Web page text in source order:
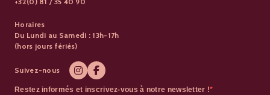
Horaires
Du Lundi au Samedi : 13h-17h
(hors jours fériés)
Suivez-nous
Restez informés et inscrivez-vous à notre newsletter !